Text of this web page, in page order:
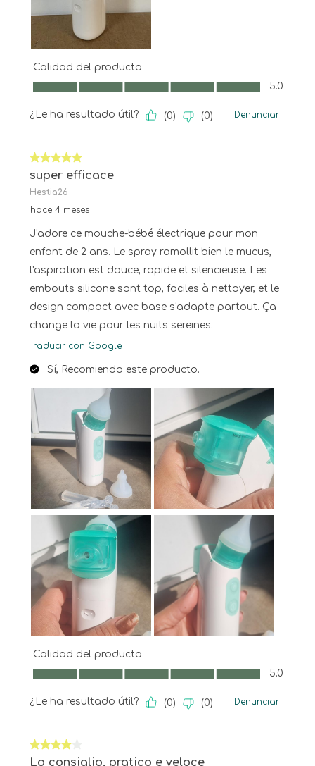
Calidad del producto
Calidad del producto, 5.0 de 5
5.0
¿Le ha resultado útil? (0) (0) Denunciar
5 de 5 estrellas.
super efficace
Hestia26
hace 4 meses
J'adore ce mouche-bébé électrique pour mon
enfant de 2 ans. Le spray ramollit bien le mucus,
l'aspiration est douce, rapide et silencieuse. Les
embouts silicone sont top, faciles à nettoyer, et le
design compact avec base s'adapte partout. Ça
change la vie pour les nuits sereines.
Traducir con Google
Sí, Recomiendo este producto.
Calidad del producto
Calidad del producto, 5.0 de 5
5.0
¿Le ha resultado útil? (0) (0) Denunciar
4 de 5 estrellas.
Lo consiglio, pratico e veloce